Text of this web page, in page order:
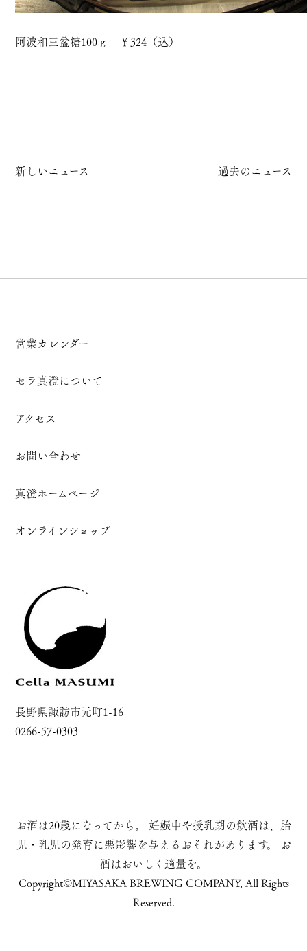
阿波和三盆糖100ｇ ￥324（込）
新しいニュース 過去のニュース
営業カレンダー
セラ真澄について
アクセス
お問い合わせ
真澄ホームページ
オンラインショップ
長野県諏訪市元町1-16
0266-57-0303
お酒は20歳になってから。
妊娠中や授乳期の飲酒は、胎
児・乳児の発育に悪影響を与えるおそれがあります。
お
酒はおいしく適量を。
Copyright©MIYASAKA BREWING COMPANY, All Rights
Reserved.